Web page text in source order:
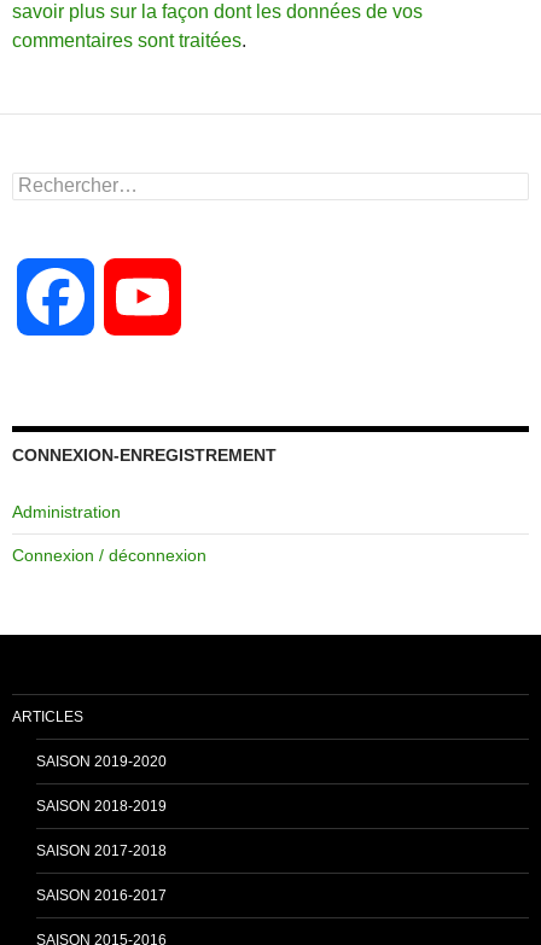
savoir plus sur la façon dont les données de vos
commentaires sont traitées.
Rechercher :
c
o
u
h
CONNEXION-ENREGISTREMENT
Administration
Connexion / déconnexion
ARTICLES
SAISON 2019-2020
SAISON 2018-2019
SAISON 2017-2018
SAISON 2016-2017
SAISON 2015-2016